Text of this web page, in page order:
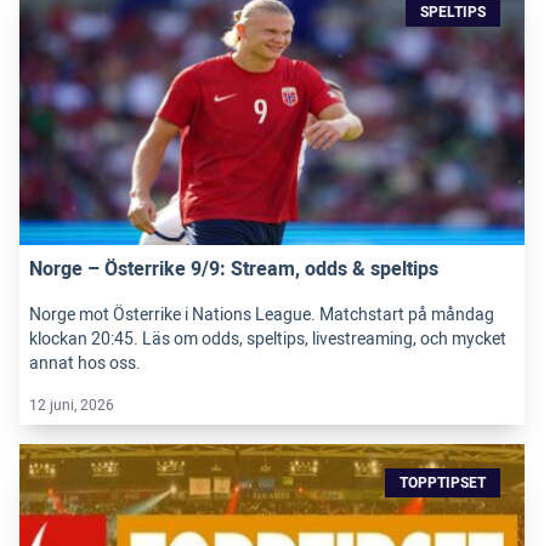
SPELTIPS
Norge – Österrike 9/9: Stream, odds & speltips
Norge mot Österrike i Nations League. Matchstart på måndag
klockan 20:45. Läs om odds, speltips, livestreaming, och mycket
annat hos oss.
12 juni, 2026
TOPPTIPSET